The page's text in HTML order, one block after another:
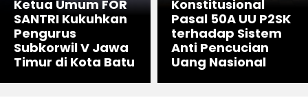
Ketua Umum FOR
SANTRI Kukuhkan
Pengurus
Subkorwil V Jawa
Timur di Kota Batu
Konstitusional
Pasal 50A UU P2SK
terhadap Sistem
Anti Pencucian
Uang Nasional